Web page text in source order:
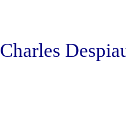
Charles